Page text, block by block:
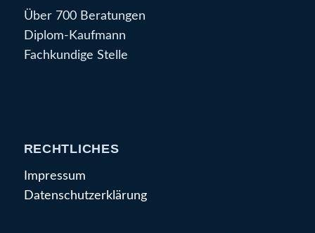
Über 700 Beratungen
Diplom-Kaufmann
Fachkundige Stelle
RECHTLICHES
Impressum
Datenschutzerklärung